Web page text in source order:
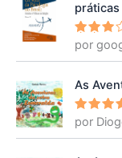
Avalia
ção3
por
As
5
por